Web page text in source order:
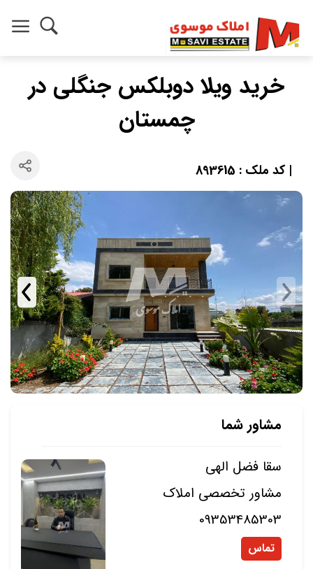
خرید ویلا دوبلکس جنگلی در
چمستان
| کد ملک : 893615
مشاور شما
سقا فضل الهی
مشاور تخصصی املاک
09353485303
تماس